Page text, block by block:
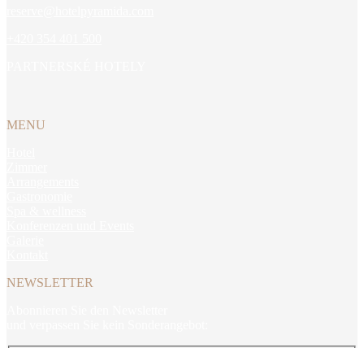
MENU
NEWSLETTER